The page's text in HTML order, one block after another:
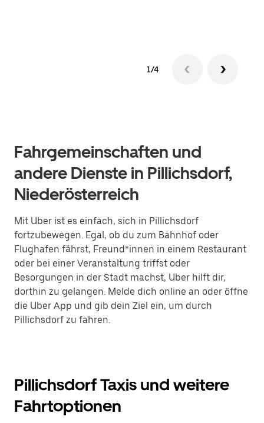
1/4
Fahrgemeinschaften und
andere Dienste in Pillichsdorf,
Niederösterreich
Mit Uber ist es einfach, sich in Pillichsdorf
fortzubewegen. Egal, ob du zum Bahnhof oder
Flughafen fährst, Freund*innen in einem Restaurant
oder bei einer Veranstaltung triffst oder
Besorgungen in der Stadt machst, Uber hilft dir,
dorthin zu gelangen. Melde dich online an oder öffne
die Uber App und gib dein Ziel ein, um durch
Pillichsdorf zu fahren.
Pillichsdorf Taxis und weitere
Fahrtoptionen